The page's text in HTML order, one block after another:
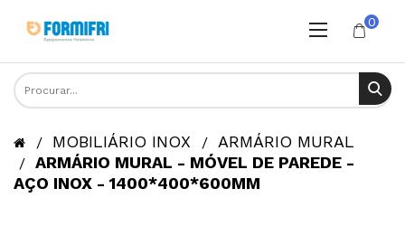
0
MOBILIÁRIO INOX
ARMÁRIO MURAL
ARMÁRIO MURAL - MÓVEL DE PAREDE -
AÇO INOX - 1400*400*600MM